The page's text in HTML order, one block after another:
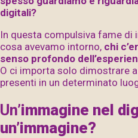
digitali?
In questa compulsiva fame
cosa avevamo intorno, chi
senso profondo
O ci importa solo dimostrare
presenti in un determinato
Un’immagine nel
un’immagine?